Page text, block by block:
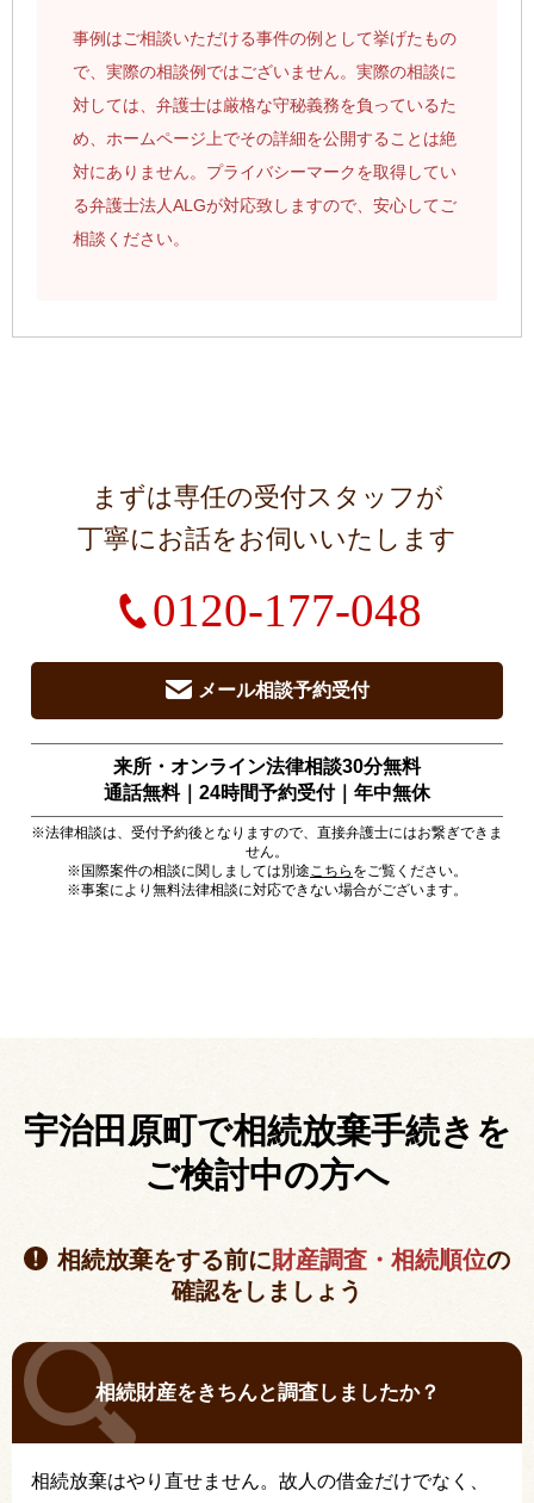
事例はご相談いただける事件の例として挙げたもの
で、実際の相談例ではございません。実際の相談に
対しては、弁護士は厳格な守秘義務を負っているた
め、ホームページ上でその詳細を公開することは絶
対にありません。プライバシーマークを取得してい
る弁護士法人ALGが対応致しますので、安心してご
相談ください。
まずは専任の受付スタッフが
丁寧にお話をお伺いいたします
0120-177-048
メール相談予約受付
来所・オンライン法律相談30分無料
通話無料｜24時間予約受付｜ 年中無休
※法律相談は、受付予約後となりますので、直接弁護士にはお繋ぎできま
せん。
※国際案件の相談に関しましては別途こちら をご覧ください。
※事案により無料法律相談に対応できない場合がございます。
宇治田原町で相続放棄手続きを
ご検討中の方へ
相続放棄をする前に財産調査・相続順位の
確認をしましょう
相続財産をきちんと調査しましたか？
相続放棄はやり直せません。故人の借金だけでなく、